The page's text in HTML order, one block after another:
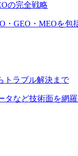
の完全戦略
GEO・MEOを包
トラブル解決まで
タなど技術面を網羅